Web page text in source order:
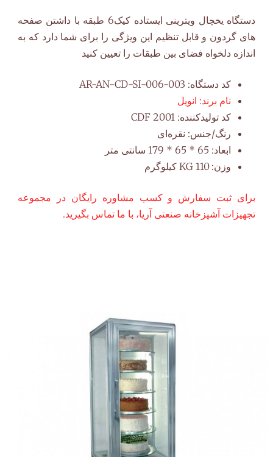
دستگاه یخچال ویترینی ایستاده کیک6 طبقه با داشتن صفحه
های گردون و قابل تنظیم این ویژگی را برای شما دارد که به
اندازه دلخواه فضای بین طبقات را تعیین کنید
کد دستگاه: AR-AN-CD-SI-006-003
نام برند: انویل
کد تولیدکننده: CDF 2001
رنگ/جنس: نقره‌ای
ابعاد: 65 * 65 * 179 سانتی متر
وزن:110 KG کیلوگرم
برای ثبت سفارش و کسب مشاوره رایگان در مجموعه
تجهیزات آشپزخانه صنعتی آریا، با ما تماس بگیرید.